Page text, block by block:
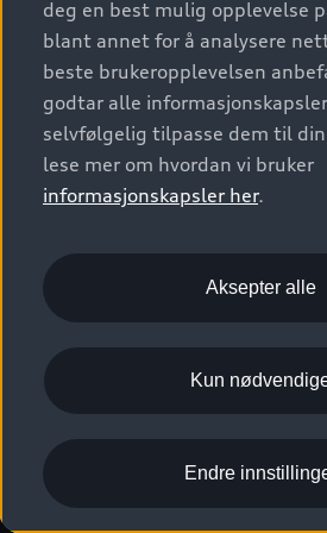
S/RS
Konseptbiler og prototyper
Prislister
Leasing
Bilgarantier
Audi Forsikring
Verkstedtjenester
Functions on demand
Kom i gang med myAudi
Kundeservice
Nyhetsbrev
Presse
Karriere
Bli sertifisert merkeverksted
Autoretur
Åpenhetsloven
© 2026 AUDI NORGE. All Rights
Imprint Ansvarserklæring
Informasjonskapsler (cookies)
Juridisk informasjon AUDI AG
deg en best mulig opplevelse
blant annet for å analysere
beste brukeropplevelsen
godtar alle
selvfølgelig tilpasse dem til
lese mer om hvordan vi bruker
informasjonskapsler her.
Aksepter alle
Kun
Endre